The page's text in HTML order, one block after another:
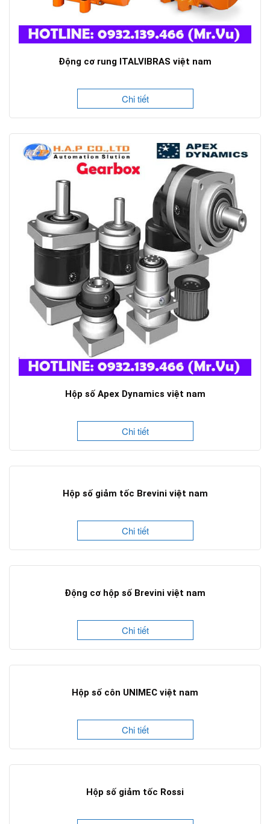
Động cơ rung ITALVIBRAS việt nam
Chi tiết
Hộp số Apex Dynamics việt nam
Chi tiết
Hộp số giảm tốc Brevini việt nam
Chi tiết
Động cơ hộp số Brevini việt nam
Chi tiết
Hộp số côn UNIMEC việt nam
Chi tiết
Hộp số giảm tốc Rossi